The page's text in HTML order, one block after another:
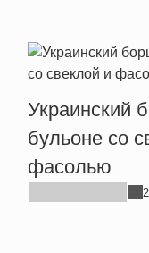
Украинский
бульоне со
фасолью